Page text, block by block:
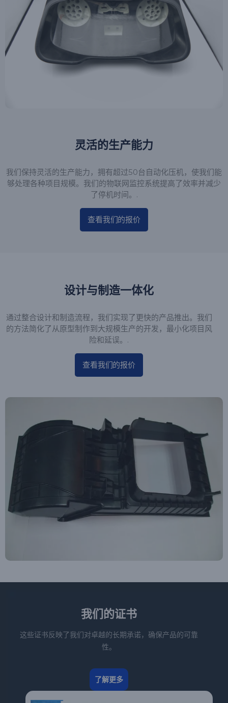
灵活的生产能力
我们保持灵活的生产能力，拥有超过50台自动化压机，使我们能
够处理各种项目规模。我们的物联网监控系统提高了效率并减少
了停机时间。.
查看我们的报价
设计与制造一体化
通过整合设计和制造流程，我们实现了更快的产品推出。我们
的方法简化了从原型制作到大规模生产的开发，最小化项目风
险和延误。.
查看我们的报价
我们的证书
这些证书反映了我们对卓越的长期承诺，确保产品的可靠
性。
了解更多